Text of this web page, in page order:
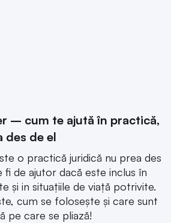
– cum te ajută în practică,
des de el
o practică juridică nu prea des
de ajutor dacă este inclus în
și in situațiile de viață potrivite.
cum se folosește și care sunt
pe care se pliază!